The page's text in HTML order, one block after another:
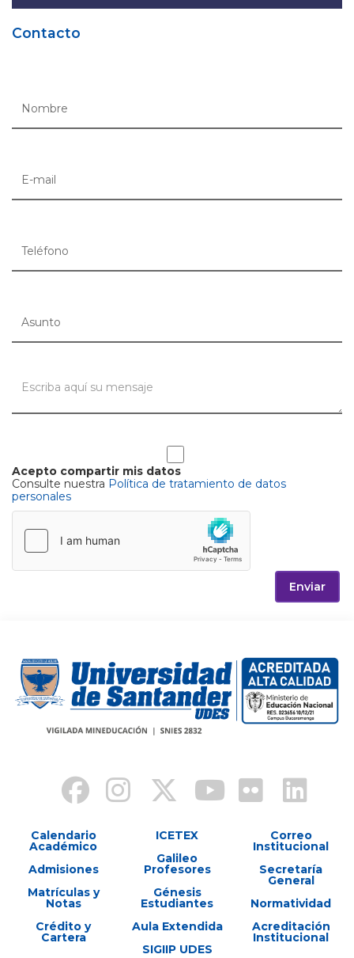
Contacto
Acepto compartir mis datos
Consulte nuestra Política de tratamiento de datos
personales
Enviar
Calendario
Académico
Admisiones
Matrículas y
Notas
Crédito y
Cartera
ICETEX
Galileo
Profesores
Génesis
Estudiantes
Aula Extendida
SIGIIP UDES
Correo
Institucional
Secretaría
General
Normatividad
Acreditación
Institucional